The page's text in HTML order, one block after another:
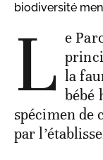
biodiversité
L e
la
bébé
spécimen de
par